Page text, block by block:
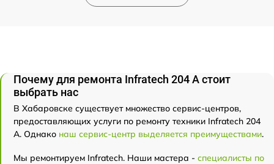
Почему для ремонта Infratech 204 А стоит
выбрать нас
В Хабаровске существует множество сервис-центров,
предоставляющих услуги по ремонту техники Infratech 204
А. Однако наш сервис-центр выделяется преимуществами.
Мы ремонтируем Infratech. Наши мастера - специалисты по